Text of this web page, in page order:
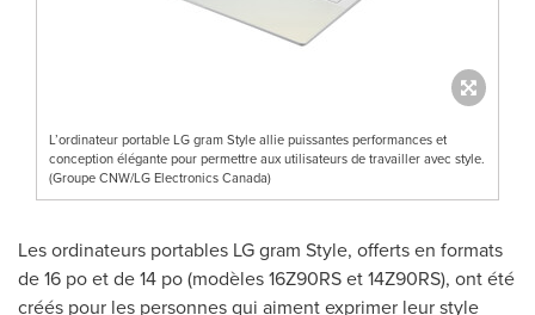
L’ordinateur portable LG gram Style allie puissantes performances et
conception élégante pour permettre aux utilisateurs de travailler avec style.
(Groupe CNW/LG Electronics Canada)
Les ordinateurs portables LG gram Style, offerts en formats
de 16 po et de 14 po (modèles 16Z90RS et 14Z90RS), ont été
créés pour les personnes qui aiment exprimer leur style